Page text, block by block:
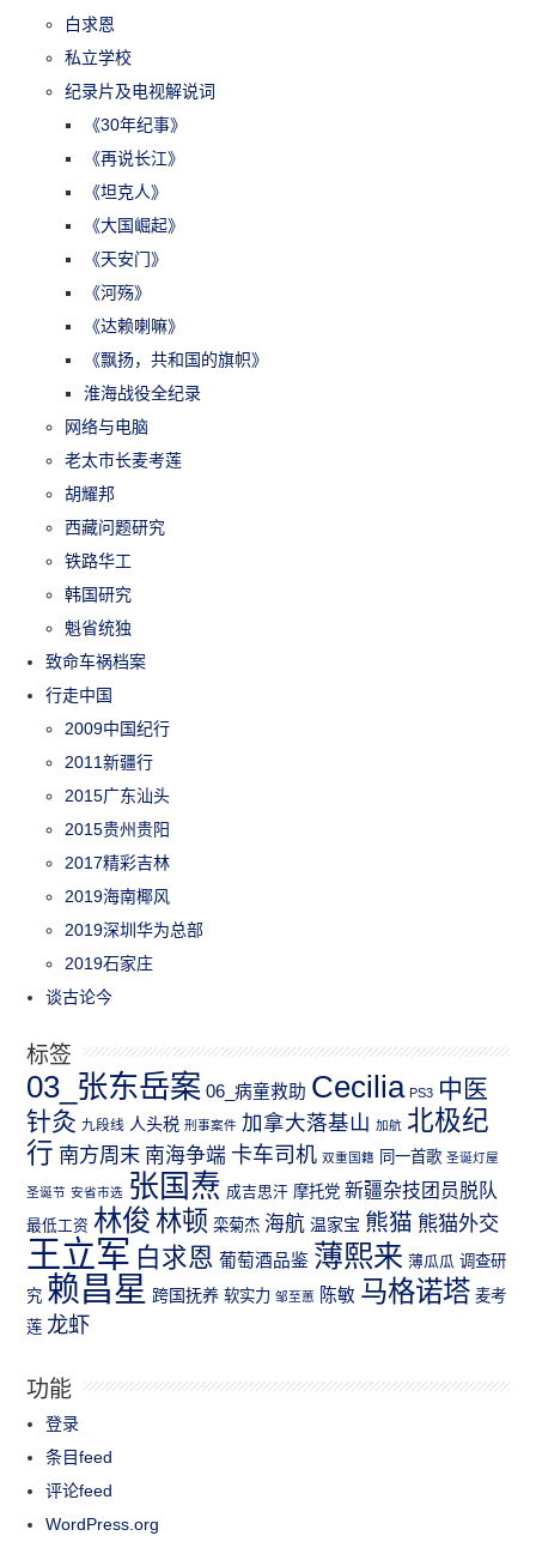
白求恩
私立学校
纪录片及电视解说词
《30年纪事》
《再说长江》
《坦克人》
《大国崛起》
《天安门》
《河殇》
《达赖喇嘛》
《飘扬，共和国的旗帜》
淮海战役全纪录
网络与电脑
老太市长麦考莲
胡耀邦
西藏问题研究
铁路华工
韩国研究
魁省统独
致命车祸档案
行走中国
2009中国纪行
2011新疆行
2015广东汕头
2015贵州贵阳
2017精彩吉林
2019海南椰风
2019深圳华为总部
2019石家庄
谈古论今
标签
03_张东岳案 06_病童救助 Cecilia PS3 中医
针灸 九段线 人头税 刑事案件 加拿大落基山 加航 北极纪
行 南方周末 南海争端 卡车司机 双重国籍 同一首歌 圣诞灯屋
圣诞节 安省市选 张国焘 成吉思汗 摩托党 新疆杂技团员脱队
最低工资 林俊 林顿 栾菊杰 海航 温家宝 熊猫 熊猫外交
王立军 白求恩 葡萄酒品鉴 薄熙来 薄瓜瓜 调查研
究 赖昌星 跨国抚养 软实力 邹至蕙 陈敏 马格诺塔 麦考
莲 龙虾
功能
登录
条目feed
评论feed
WordPress.org